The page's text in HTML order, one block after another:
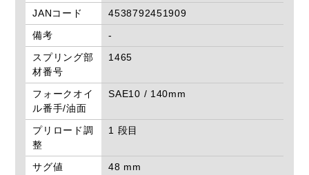
JANコード
4538792451909
備考
-
スプリング部
材番号
1465
フォークオイ
ル番手/油面
SAE10 / 140mm
プリロード調
整
1 段目
サグ値
48 mm